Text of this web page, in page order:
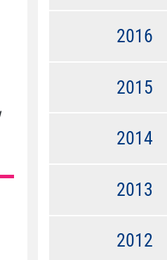
2016
2015
2014
2013
2012